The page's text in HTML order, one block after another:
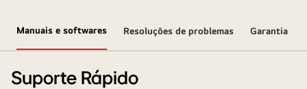
Manuais e softwares Resoluções de problemas Garantia
Suporte Rápido